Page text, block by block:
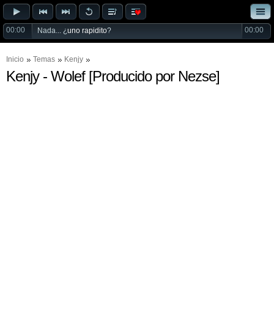
00:00 Nada... ¿uno rapidito? 00:00
Inicio Temas Kenjy
Kenjy - Wolef [Producido por Nezse]